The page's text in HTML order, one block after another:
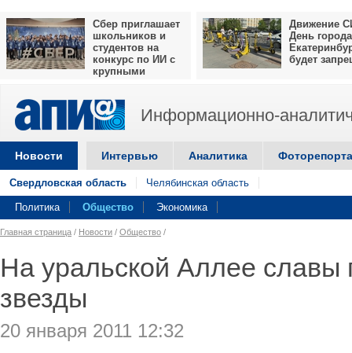
Сбер приглашает
школьников и
студентов на
конкурс по ИИ с
крупными
Движение
День города
будет
Информационно-
Новости Интервью Аналитика
Свердловская область Челябинская область
Политика Общество Экономика
Главная страница / Новости / Общество /
На уральской Аллее славы
звезды
20 января 2011 12:32